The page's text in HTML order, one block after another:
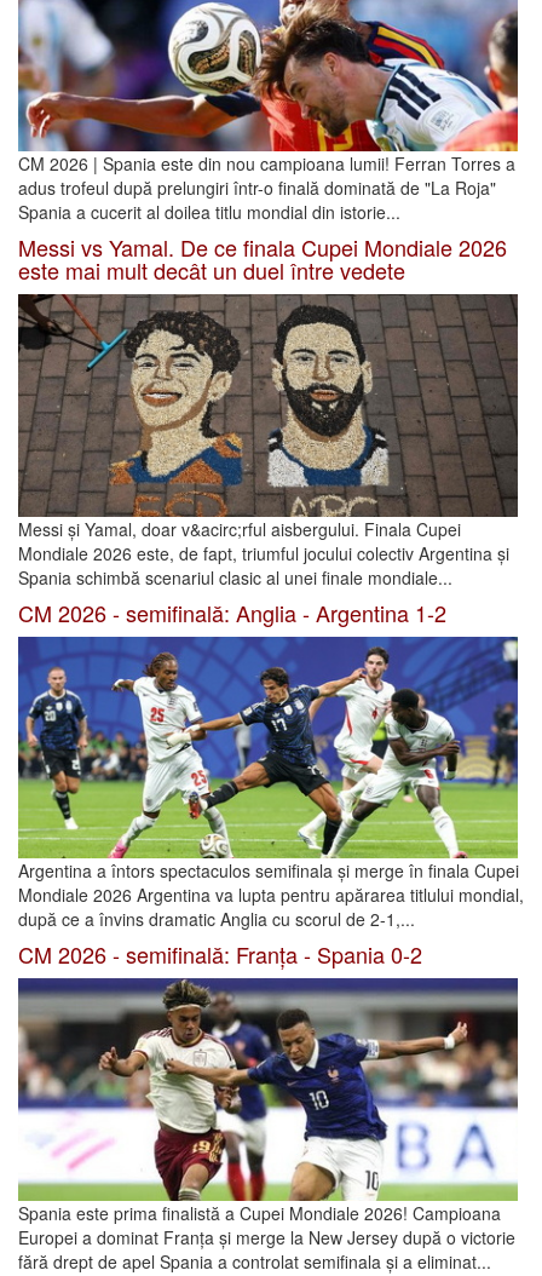
CM 2026 | Spania este din nou campioana lumii! Ferran Torres a
adus trofeul după prelungiri într-o finală dominată de "La Roja"
Spania a cucerit al doilea titlu mondial din istorie...
Messi vs Yamal. De ce finala Cupei Mondiale 2026
este mai mult decât un duel între vedete
Messi și Yamal, doar v&acirc;rful aisbergului. Finala Cupei
Mondiale 2026 este, de fapt, triumful jocului colectiv Argentina și
Spania schimbă scenariul clasic al unei finale mondiale...
CM 2026 - semifinală: Anglia - Argentina 1-2
Argentina a întors spectaculos semifinala și merge în finala Cupei
Mondiale 2026 Argentina va lupta pentru apărarea titlului mondial,
după ce a învins dramatic Anglia cu scorul de 2-1,...
CM 2026 - semifinală: Franța - Spania 0-2
Spania este prima finalistă a Cupei Mondiale 2026! Campioana
Europei a dominat Franța și merge la New Jersey după o victorie
fără drept de apel Spania a controlat semifinala și a eliminat...